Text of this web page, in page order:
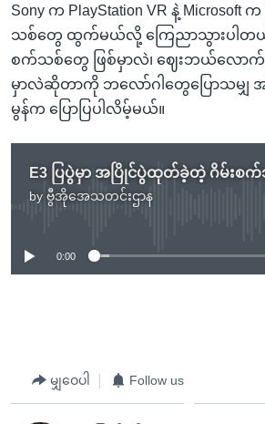
ရန်
နေရာ
သို့
ကျော်
ရန်
Sony က PlayStation VR နဲ့ Microsoft
သစ်တွေ ထွက်မယ်လို့ ကြေညာသွားပါ
စက်သစ်တွေ ဖြစ်မှာလဲ၊ ဈေးဘယ်လောက်
မှာလဲဆိုတာကို ဘလော်ဂါတွေပြောသမျှ
မွန်က ပြောပြပါလိမ့်မယ်။
E3 ပြပွဲမှာ အပြိုင်ပွဲထုတ်ခဲ့တဲ့ ဂိမ်းစက်
by ဗွီအိုအေသတင်းဌာန
No media source
0:00
မျှဝေပါ Follow us